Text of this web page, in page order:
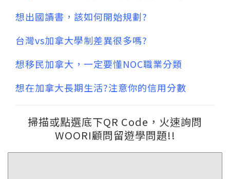
想出國讀書，該如何開始規劃?
台灣vs加拿大學制差異很多嗎?
想移民加拿大，一定要懂NOC職業分類
想在加拿大長期生活?注意你的信用分數
掃描或點選底下QR Code，火速詢問
WOORI顧問留遊學問題!!